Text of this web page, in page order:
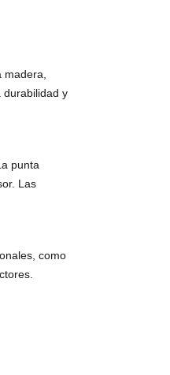
durabilidad y
punta
Las
como